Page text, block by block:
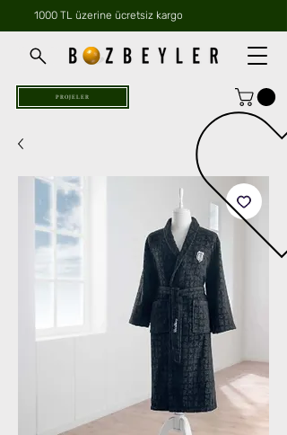
1000 TL üzerine ücretsiz kargo
PROJELER